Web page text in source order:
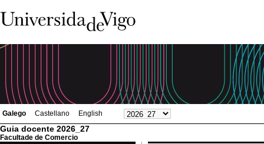
Galego Castellano English
Guia docente 2026_27
Facultade de Comercio